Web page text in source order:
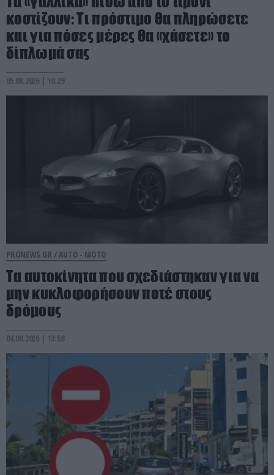
κοστίζουν: Τι πρόστιμο θα πληρώσετε
και για πόσες μέρες θα «χάσετε» το
δίπλωμά σας
05.08.2026 | 10:29
PRONEWS.GR / AUTO - MOTO
Τα αυτοκίνητα που σχεδιάστηκαν για να
μην κυκλοφορήσουν ποτέ στους
δρόμους
04.08.2026 | 13:58